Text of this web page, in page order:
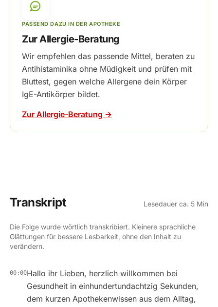
PASSEND DAZU IN DER APOTHEKE
Zur Allergie-Beratung
Wir empfehlen das passende Mittel, beraten zu
Antihistaminika ohne Müdigkeit und prüfen mit
Bluttest, gegen welche Allergene dein Körper
IgE-Antikörper bildet.
Zur Allergie-Beratung →
Transkript Lesedauer ca. 5 Min
Die Folge wurde wörtlich transkribiert. Kleinere sprachliche
Glättungen für bessere Lesbarkeit, ohne den Inhalt zu
verändern.
00:00Hallo ihr Lieben, herzlich willkommen bei
Gesundheit in einhundertundachtzig Sekunden,
dem kurzen Apothekenwissen aus dem Alltag,